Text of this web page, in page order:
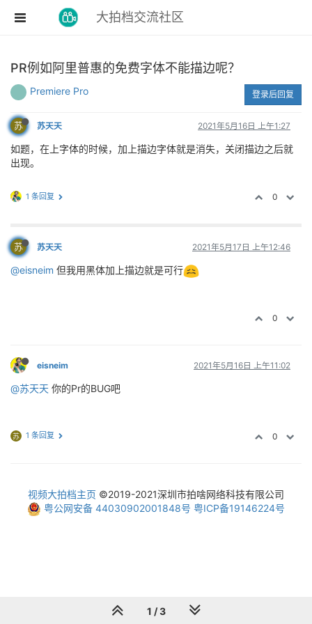
大拍档交流社区
PR例如阿里普惠的免费字体不能描边呢？
Premiere Pro 登录后回复
苏 苏天天 2021年5月16日 上午1:27
如题，在上字体的时候，加上描边字体就是消失，关闭描边之后就
出现。
1 条回复 0
苏 苏天天 2021年5月17日 上午12:46
@eisneim 但我用黑体加上描边就是可行
0
eisneim 2021年5月16日 上午11:02
@苏天天 你的Pr的BUG吧
苏 1 条回复 0
1 / 3
视频大拍档主页 ©2019-2021深圳市拍啥网络科技有限公司
粤公网安备 44030902001848号 粤ICP备19146224号